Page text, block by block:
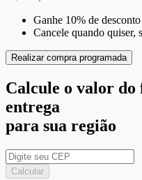
Ganhe 10% de
Cancele quando quiser,
Realizar compra programada
Calcule o valor do
entrega
para sua região
Calcular